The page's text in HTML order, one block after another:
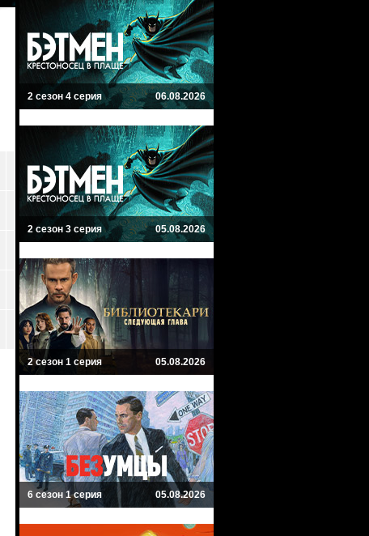
2 сезон 4 серия 06.08.2026
2 сезон 3 серия 05.08.2026
2 сезон 1 серия 05.08.2026
6 сезон 1 серия 05.08.2026